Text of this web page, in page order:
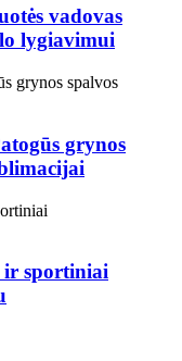
vadovas
lygiavimui
grynos
ir sportiniai